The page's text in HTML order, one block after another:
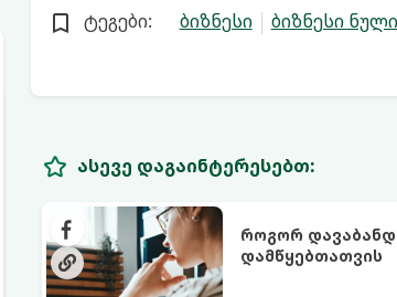
ტეგები: ბიზნესი ბიზნესი
ასევე დაგაინტერესებთ:
როგორ
დამწყებთათვის